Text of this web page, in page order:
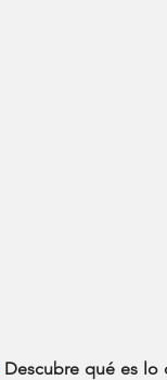
Descubre qué es lo